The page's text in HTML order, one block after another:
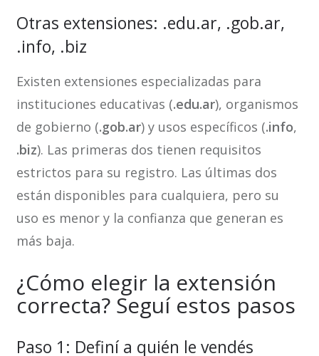
Otras extensiones: .edu.ar, .gob.ar,
.info, .biz
Existen extensiones especializadas para
instituciones educativas (.edu.ar), organismos
de gobierno (.gob.ar) y usos específicos (.info,
.biz). Las primeras dos tienen requisitos
estrictos para su registro. Las últimas dos
están disponibles para cualquiera, pero su
uso es menor y la confianza que generan es
más baja.
¿Cómo elegir la extensión
correcta? Seguí estos pasos
Paso 1: Definí a quién le vendés